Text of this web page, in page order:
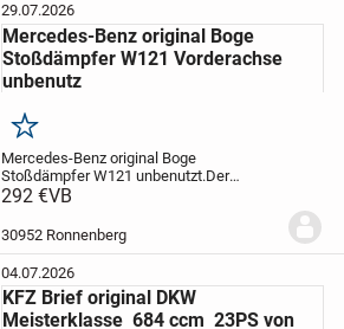
29.07.2026
Mercedes-Benz original Boge
Stoßdämpfer W121 Vorderachse
unbenutz
Merken
Mercedes-Benz original Boge
Stoßdämpfer W121 unbenutzt.Der
Stoßdämpfer war noch nie eingebaut, hat
Siehe Fotos.Preis für zwei Stück 292 €
(Nur beide zusammen)
292 €VB
30952 Ronnenberg
04.07.2026
KFZ Brief original DKW
Meisterklasse 684 ccm 23PS von